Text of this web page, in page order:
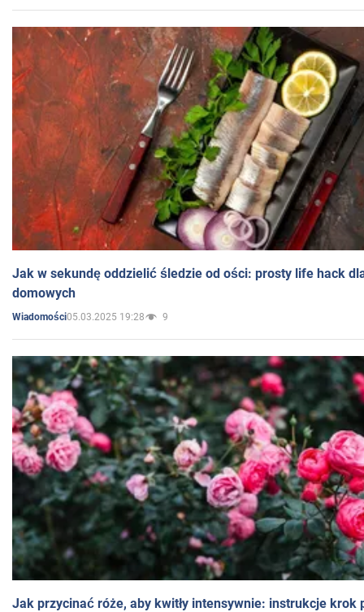
Jak w sekundę oddzielić śledzie od ości: prosty life hack
domowych
Wiadomości05.03.2025 19:28 9
Jak przycinać róże, aby kwitły intensywnie: instrukcje krok